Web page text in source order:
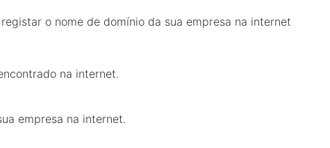
o nome de domínio da sua empresa na internet
na internet.
empresa na internet.